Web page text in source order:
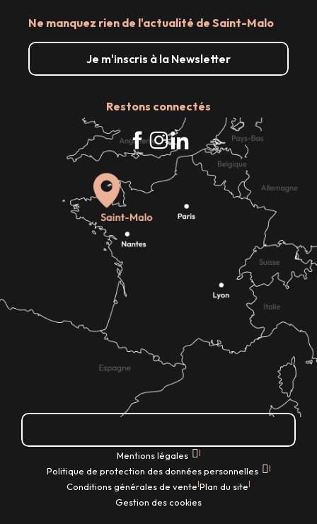
Ne manquez rien de l'actualité de Saint-Malo
Je m'inscris à la Newsletter
Restons connectés
Mentions légales |
Politique de protection des données personnelles |
Conditions générales de vente|Plan du site|
Gestion des cookies